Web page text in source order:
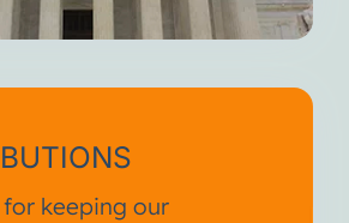
keeping our